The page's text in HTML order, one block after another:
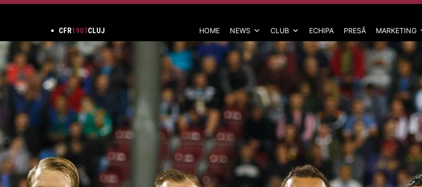
CFR1907CLUJ HOME NEWS CLUB ECHIPA PRESĂ MARKETING